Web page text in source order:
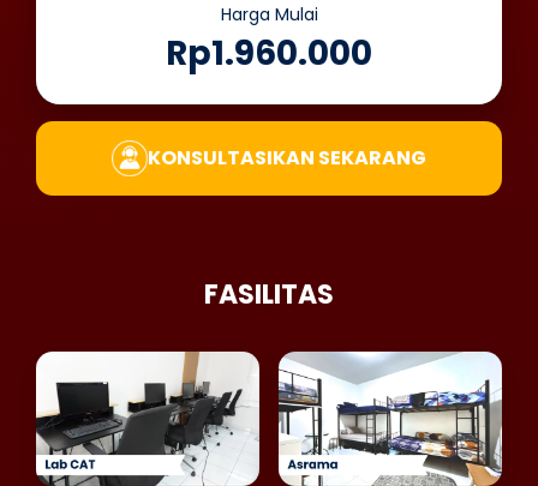
Harga Mulai
Rp1.960.000
KONSULTASIKAN SEKARANG
FASILITAS